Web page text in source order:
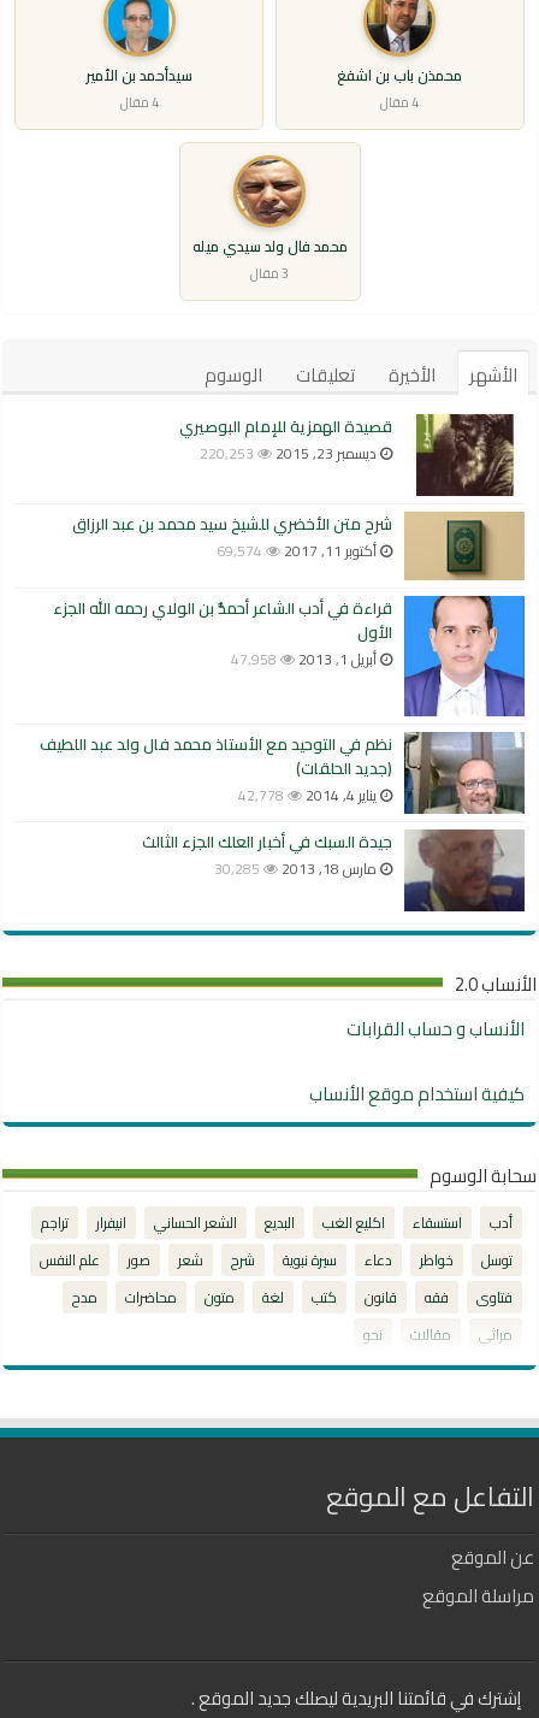
محمذن باب بن اشفغ
4 مقال
سيدأحمد بن الأمير
4 مقال
محمد فال ولد سيدي ميله
3 مقال
الأشهر الأخيرة تعليقات الوسوم
قصيدة الهمزية للإمام البوصيري
ديسمبر 23, 2015 220,253
شرح متن الأخضري للشيخ سيد محمد بن عبد الرزاق
أكتوبر 11, 2017 69,574
قراءة في أدب الشاعر أحمدُّ بن الولاي رحمه الله الجزء
الأول
أبريل 1, 2013 47,958
نظم في التوحيد مع الأستاذ محمد فال ولد عبد اللطيف
(جديد الحلقات)
يناير 4, 2014 42,778
جيدة السبك في أخبار العلك الجزء الثالث
مارس 18, 2013 30,285
الأنساب 2.0
الأنساب و حساب القرابات
كيفية استخدام موقع الأنساب
سحابة الوسوم
أدب استسقاء اكليع الغب البديع الشعر الحساني انيفرار
تراجم
توسل
خواطر دعاء سيرة نبوية شرح شعر صور
علم النفس
فتاوى
فقه قانون كتب لغة متون محاضرات
مدح
مراثي
مقالات نحو
التفاعل مع الموقع
عن الموقع
مراسلة الموقع
إشترك في قائمتنا البريدية ليصلك جديد الموقع .